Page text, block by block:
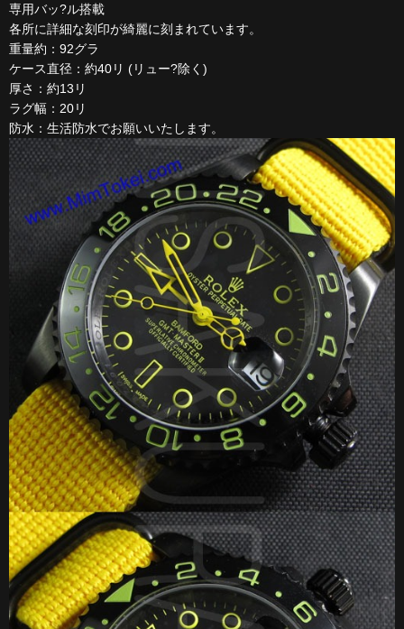
専用バッ?ル搭載
各所に詳細な刻印が綺麗に刻まれています。
重量約：92グラ
ケース直径：約40リ (リュー?除く)
厚さ：約13リ
ラグ幅：20リ
防水：生活防水でお願いいたします。